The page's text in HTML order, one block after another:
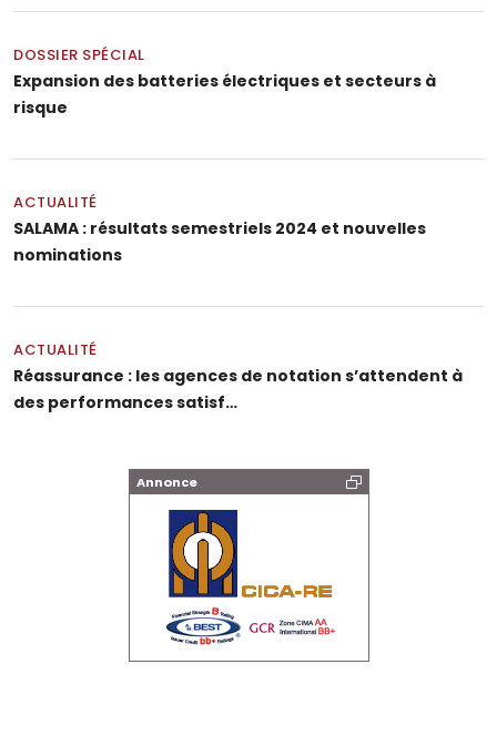
DOSSIER SPÉCIAL
Expansion des batteries électriques et secteurs à
risque
ACTUALITÉ
SALAMA : résultats semestriels 2024 et nouvelles
nominations
ACTUALITÉ
Réassurance : les agences de notation s’attendent à
des performances satisf…
Annonce